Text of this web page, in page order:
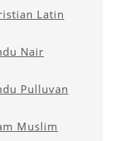
Latin
Nair
Pulluvan
Muslim